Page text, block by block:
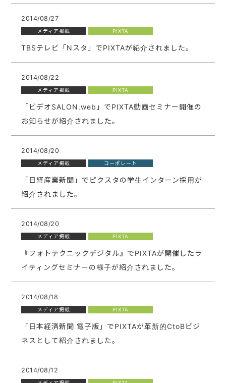
2014/08/27
メディア掲載 PIXTA
TBSテレビ「Nスタ」でPIXTAが紹介されました。
2014/08/22
メディア掲載 PIXTA
「ビデオSALON.web」でPIXTA動画セミナー開催の
お知らせが紹介されました。
2014/08/20
メディア掲載 コーポレート
「日経産業新聞」でピクスタの学生インターン採用が
紹介されました。
2014/08/20
メディア掲載 PIXTA
『フォトテクニックデジタル』でPIXTAが開催したラ
イティングセミナーの様子が紹介されました。
2014/08/18
メディア掲載 PIXTA
「日本経済新聞 電子版」でPIXTAが革新的CtoBビジ
ネスとして紹介されました。
2014/08/12